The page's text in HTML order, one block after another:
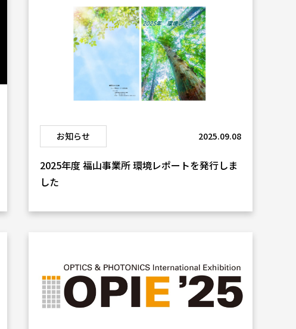
お知らせ 2025.09.08
2025年度 福山事業所 環境レポートを発行しま
した